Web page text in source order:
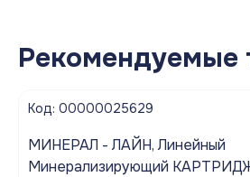
Рекомендуемые
Код: 00000025629
МИНЕРАЛ - ЛАЙН, Линейный
Минерализирующий